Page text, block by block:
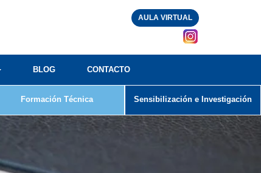
AULA VIRTUAL
BLOG CONTACTO
Formación Técnica Sensibilización e Investigación